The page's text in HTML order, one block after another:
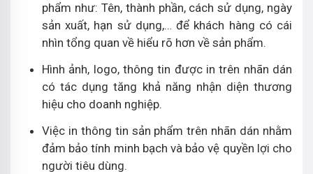
phẩm như: Tên, thành phần, cách sử dụng, ngày
sản xuất, hạn sử dụng,… để khách hàng có cái
nhìn tổng quan về hiểu rõ hơn về sản phẩm.
Hình ảnh, logo, thông tin được in trên nhãn dán
có tác dụng tăng khả năng nhận diện thương
hiệu cho doanh nghiệp.
Việc in thông tin sản phẩm trên nhãn dán nhằm
đảm bảo tính minh bạch và bảo vệ quyền lợi cho
người tiêu dùng.